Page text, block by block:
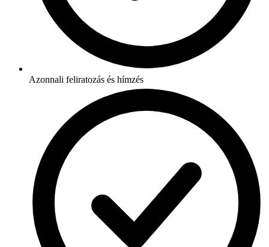
Azonnali feliratozás és hímzés